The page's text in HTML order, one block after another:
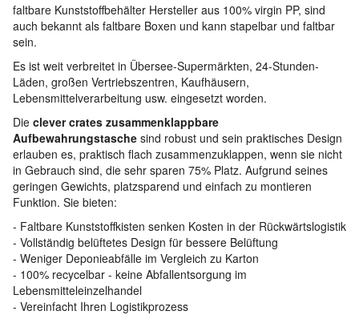
faltbare Kunststoffbehälter Hersteller aus 100% virgin PP, sind
auch bekannt als faltbare Boxen und kann stapelbar und faltbar
sein.
Es ist weit verbreitet in Übersee-Supermärkten, 24-Stunden-
Läden, großen Vertriebszentren, Kaufhäusern,
Lebensmittelverarbeitung usw. eingesetzt worden.
Die clever crates zusammenklappbare
Aufbewahrungstasche sind robust und sein praktisches Design
erlauben es, praktisch flach zusammenzuklappen, wenn sie nicht
in Gebrauch sind, die sehr sparen 75% Platz. Aufgrund seines
geringen Gewichts, platzsparend und einfach zu montieren
Funktion. Sie bieten:
- Faltbare Kunststoffkisten senken Kosten in der Rückwärtslogistik
- Vollständig belüftetes Design für bessere Belüftung
- Weniger Deponieabfälle im Vergleich zu Karton
- 100% recycelbar - keine Abfallentsorgung im
Lebensmitteleinzelhandel
- Vereinfacht Ihren Logistikprozess